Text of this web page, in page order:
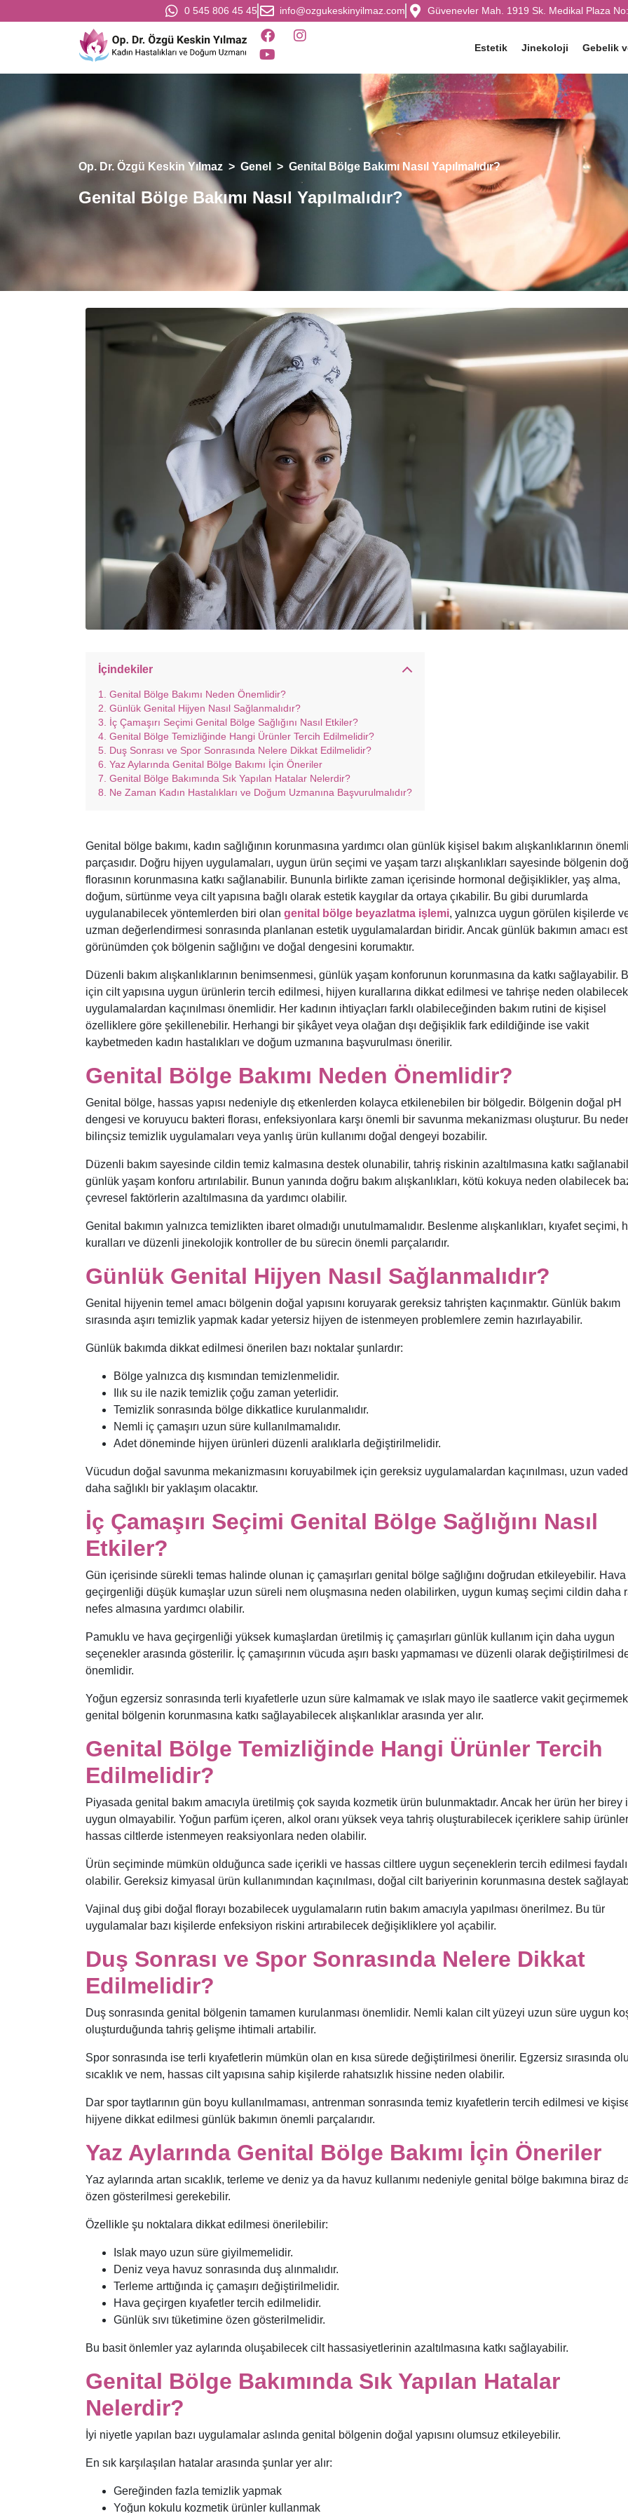
0 545 806 45 45 info@ozgukeskinyilmaz.com Güvenevler Mah. 1919 Sk. Medikal Plaza
Estetik Jinekoloji Gebelik
Op. Dr. Özgü Keskin Yılmaz > Genel > Genital Bölge Bakımı Nasıl Yapılmalıdır?
Genital Bölge Bakımı Nasıl Yapılmalıdır?
İçindekiler
Genital Bölge Bakımı Neden Önemlidir?
Günlük Genital Hijyen Nasıl Sağlanmalıdır?
İç Çamaşırı Seçimi Genital Bölge Sağlığını Nasıl Etkiler?
Genital Bölge Temizliğinde Hangi Ürünler Tercih Edilmelidir?
Duş Sonrası ve Spor Sonrasında Nelere Dikkat Edilmelidir?
Yaz Aylarında Genital Bölge Bakımı İçin Öneriler
Genital Bölge Bakımında Sık Yapılan Hatalar Nelerdir?
Ne Zaman Kadın Hastalıkları ve Doğum Uzmanına Başvurulmalıdır?
Genital bölge bakımı, kadın sağlığının korunmasına yardımcı olan günlük kişisel bakım alışkanlıklarının
parçasıdır. Doğru hijyen uygulamaları, uygun ürün seçimi ve yaşam tarzı alışkanlıkları sayesinde bölgenin
florasının korunmasına katkı sağlanabilir. Bununla birlikte zaman içerisinde hormonal değişiklikler, yaş alma,
doğum, sürtünme veya cilt yapısına bağlı olarak estetik kaygılar da ortaya çıkabilir. Bu gibi durumlarda
uygulanabilecek yöntemlerden biri olan genital bölge beyazlatma işlemi, yalnızca uygun görülen kişilerde
uzman değerlendirmesi sonrasında planlanan estetik uygulamalardan biridir. Ancak günlük bakımın amacı
görünümden çok bölgenin sağlığını ve doğal dengesini korumaktır.
Düzenli bakım alışkanlıklarının benimsenmesi, günlük yaşam konforunun korunmasına da katkı sağlayabilir.
için cilt yapısına uygun ürünlerin tercih edilmesi, hijyen kurallarına dikkat edilmesi ve tahrişe neden olabilecek
uygulamalardan kaçınılması önemlidir. Her kadının ihtiyaçları farklı olabileceğinden bakım rutini de kişisel
özelliklere göre şekillenebilir. Herhangi bir şikâyet veya olağan dışı değişiklik fark edildiğinde ise vakit
kaybetmeden kadın hastalıkları ve doğum uzmanına başvurulması önerilir.
Genital Bölge Bakımı Neden Önemlidir?
Genital bölge, hassas yapısı nedeniyle dış etkenlerden kolayca etkilenebilen bir bölgedir. Bölgenin doğal pH
dengesi ve koruyucu bakteri florası, enfeksiyonlara karşı önemli bir savunma mekanizması oluşturur. Bu
bilinçsiz temizlik uygulamaları veya yanlış ürün kullanımı doğal dengeyi bozabilir.
Düzenli bakım sayesinde cildin temiz kalmasına destek olunabilir, tahriş riskinin azaltılmasına katkı
günlük yaşam konforu artırılabilir. Bunun yanında doğru bakım alışkanlıkları, kötü kokuya neden olabilecek
çevresel faktörlerin azaltılmasına da yardımcı olabilir.
Genital bakımın yalnızca temizlikten ibaret olmadığı unutulmamalıdır. Beslenme alışkanlıkları, kıyafet seçimi,
kuralları ve düzenli jinekolojik kontroller de bu sürecin önemli parçalarıdır.
Günlük Genital Hijyen Nasıl Sağlanmalıdır?
Genital hijyenin temel amacı bölgenin doğal yapısını koruyarak gereksiz tahrişten kaçınmaktır. Günlük bakım
sırasında aşırı temizlik yapmak kadar yetersiz hijyen de istenmeyen problemlere zemin hazırlayabilir.
Günlük bakımda dikkat edilmesi önerilen bazı noktalar şunlardır:
Bölge yalnızca dış kısmından temizlenmelidir.
Ilık su ile nazik temizlik çoğu zaman yeterlidir.
Temizlik sonrasında bölge dikkatlice kurulanmalıdır.
Nemli iç çamaşırı uzun süre kullanılmamalıdır.
Adet döneminde hijyen ürünleri düzenli aralıklarla değiştirilmelidir.
Vücudun doğal savunma mekanizmasını koruyabilmek için gereksiz uygulamalardan kaçınılması, uzun
daha sağlıklı bir yaklaşım olacaktır.
İç Çamaşırı Seçimi Genital Bölge Sağlığını Nasıl
Etkiler?
Gün içerisinde sürekli temas halinde olunan iç çamaşırları genital bölge sağlığını doğrudan etkileyebilir. Hava
geçirgenliği düşük kumaşlar uzun süreli nem oluşmasına neden olabilirken, uygun kumaş seçimi cildin daha
nefes almasına yardımcı olabilir.
Pamuklu ve hava geçirgenliği yüksek kumaşlardan üretilmiş iç çamaşırları günlük kullanım için daha uygun
seçenekler arasında gösterilir. İç çamaşırının vücuda aşırı baskı yapmaması ve düzenli olarak değiştirilmesi
önemlidir.
Yoğun egzersiz sonrasında terli kıyafetlerle uzun süre kalmamak ve ıslak mayo ile saatlerce vakit
genital bölgenin korunmasına katkı sağlayabilecek alışkanlıklar arasında yer alır.
Genital Bölge Temizliğinde Hangi Ürünler Tercih
Edilmelidir?
Piyasada genital bakım amacıyla üretilmiş çok sayıda kozmetik ürün bulunmaktadır. Ancak her ürün her birey
uygun olmayabilir. Yoğun parfüm içeren, alkol oranı yüksek veya tahriş oluşturabilecek içeriklere sahip ürünler
hassas ciltlerde istenmeyen reaksiyonlara neden olabilir.
Ürün seçiminde mümkün olduğunca sade içerikli ve hassas ciltlere uygun seçeneklerin tercih edilmesi faydalı
olabilir. Gereksiz kimyasal ürün kullanımından kaçınılması, doğal cilt bariyerinin korunmasına destek
Vajinal duş gibi doğal florayı bozabilecek uygulamaların rutin bakım amacıyla yapılması önerilmez. Bu tür
uygulamalar bazı kişilerde enfeksiyon riskini artırabilecek değişikliklere yol açabilir.
Duş Sonrası ve Spor Sonrasında Nelere Dikkat
Edilmelidir?
Duş sonrasında genital bölgenin tamamen kurulanması önemlidir. Nemli kalan cilt yüzeyi uzun süre uygun
oluşturduğunda tahriş gelişme ihtimali artabilir.
Spor sonrasında ise terli kıyafetlerin mümkün olan en kısa sürede değiştirilmesi önerilir. Egzersiz sırasında
sıcaklık ve nem, hassas cilt yapısına sahip kişilerde rahatsızlık hissine neden olabilir.
Dar spor taytlarının gün boyu kullanılmaması, antrenman sonrasında temiz kıyafetlerin tercih edilmesi ve
hijyene dikkat edilmesi günlük bakımın önemli parçalarıdır.
Yaz Aylarında Genital Bölge Bakımı İçin Öneriler
Yaz aylarında artan sıcaklık, terleme ve deniz ya da havuz kullanımı nedeniyle genital bölge bakımına biraz
özen gösterilmesi gerekebilir.
Özellikle şu noktalara dikkat edilmesi önerilebilir:
Islak mayo uzun süre giyilmemelidir.
Deniz veya havuz sonrasında duş alınmalıdır.
Terleme arttığında iç çamaşırı değiştirilmelidir.
Hava geçirgen kıyafetler tercih edilmelidir.
Günlük sıvı tüketimine özen gösterilmelidir.
Bu basit önlemler yaz aylarında oluşabilecek cilt hassasiyetlerinin azaltılmasına katkı sağlayabilir.
Genital Bölge Bakımında Sık Yapılan Hatalar
Nelerdir?
İyi niyetle yapılan bazı uygulamalar aslında genital bölgenin doğal yapısını olumsuz etkileyebilir.
En sık karşılaşılan hatalar arasında şunlar yer alır:
Gereğinden fazla temizlik yapmak
Yoğun kokulu kozmetik ürünler kullanmak